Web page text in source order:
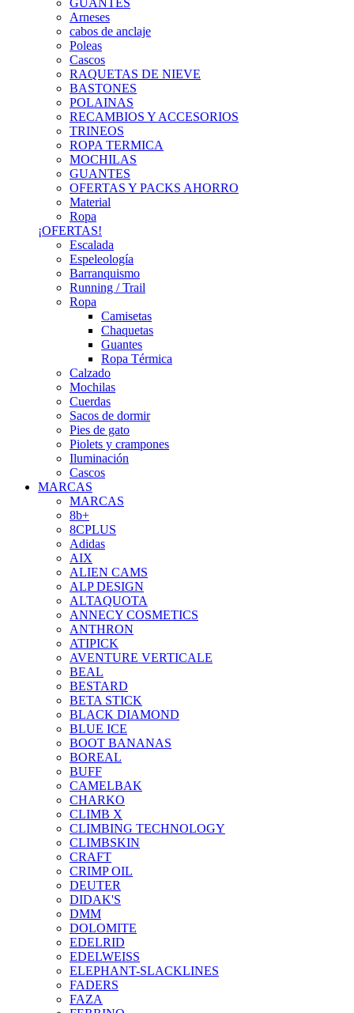
GUANTES
Arneses
cabos de anclaje
Poleas
Cascos
RAQUETAS DE NIEVE
BASTONES
POLAINAS
RECAMBIOS Y ACCESORIOS
TRINEOS
ROPA TERMICA
MOCHILAS
GUANTES
OFERTAS Y PACKS AHORRO
Material
Ropa
¡OFERTAS!
Escalada
Espeleología
Barranquismo
Running / Trail
Ropa
Camisetas
Chaquetas
Guantes
Ropa Térmica
Calzado
Mochilas
Cuerdas
Sacos de dormir
Pies de gato
Piolets y crampones
Iluminación
Cascos
MARCAS
MARCAS
8b+
8CPLUS
Adidas
AIX
ALIEN CAMS
ALP DESIGN
ALTAQUOTA
ANNECY COSMETICS
ANTHRON
ATIPICK
AVENTURE VERTICALE
BEAL
BESTARD
BETA STICK
BLACK DIAMOND
BLUE ICE
BOOT BANANAS
BOREAL
BUFF
CAMELBAK
CHARKO
CLIMB X
CLIMBING TECHNOLOGY
CLIMBSKIN
CRAFT
CRIMP OIL
DEUTER
DIDAK'S
DMM
DOLOMITE
EDELRID
EDELWEISS
ELEPHANT-SLACKLINES
FADERS
FAZA